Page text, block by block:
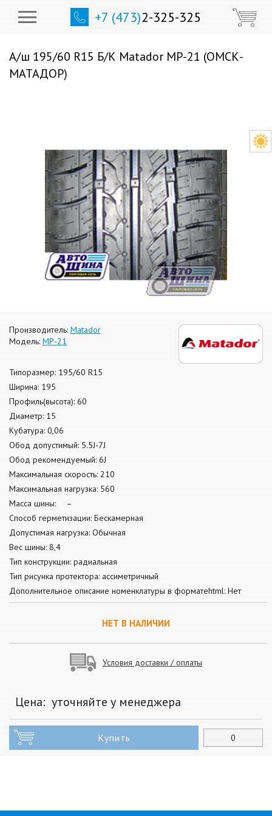
+7 (473)2-325-325
А/ш 195/60 R15 Б/К Matador МР-21 (ОМСК-
МАТАДОР)
Производитель: Matador
Модель: МР-21
Типоразмер: 195/60 R15
Ширина: 195
Профиль(высота): 60
Диаметр: 15
Кубатура: 0,06
Обод допустимый: 5.5J-7J
Обод рекомендуемый: 6J
Максимальная скорость: 210
Максимальная нагрузка: 560
Масса шины: –
Способ герметизации: Бескамерная
Допустимая нагрузка: Обычная
Вес шины: 8,4
Тип конструкции: радиальная
Тип рисунка протектора: ассиметричный
Дополнительное описание номенклатуры в форматеhtml: Нет
НЕТ В НАЛИЧИИ
Условия доставки / оплаты
Цена: уточняйте у менеджера
Купить